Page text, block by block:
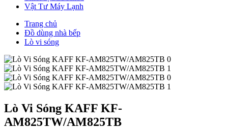
Vật Tư Máy Lạnh
Trang chủ
Đồ dùng nhà bếp
Lò vi sóng
Lò Vi Sóng KAFF KF-
AM825TW/AM825TB